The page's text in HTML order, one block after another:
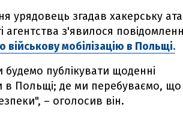
урядовець згадав хакерську
агентства з'явилося
військову мобілізацію в Польщі.
публікувати щоденні
в Польщі; де ми перебуваємо, що
– оголосив він.